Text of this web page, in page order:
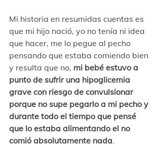
Mi historia en resumidas cuentas es
que mi hijo nació, yo no tenía ni idea
que hacer, me lo pegue al pecho
pensando que estaba comiendo bien
y resulta que no, mi bebé estuvo a
punto de sufrir una hipoglicemia
grave con riesgo de convulsionar
porque no supe pegarlo a mi pecho y
durante todo el tiempo que pensé
que lo estaba alimentando el no
comió absolutamente nada.